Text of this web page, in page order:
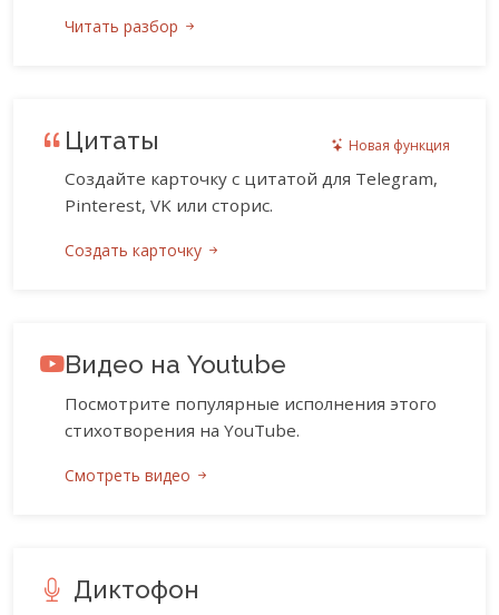
Читать разбор
Цитаты Новая функция
Создайте карточку с цитатой для Telegram,
Pinterest, VK или сторис.
Создать карточку
Видео на Youtube
Посмотрите популярные исполнения этого
стихотворения на YouTube.
Смотреть видео
Диктофон